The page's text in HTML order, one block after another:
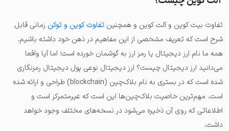
تفاوت بیت کوین و آلت کوین و همچنین تفاوت کوین و توکن زمانی قابل
شرح است که تعریف مشخصی از این مفاهیم در ذهن خود داشته باشیم.
همه ما نام ارز دیجیتال یا رمز ارز به گوشمان خورده است؛ اما آیا واقعا
می‌دانید ارز دیجیتال چیست؟ ارز دیجیتال نوعی پول دیجیتال رمزنگاری
شده است که در بستری به نام بلاک‌چین (blockchain) طراحی و ارائه شده
است. مهم‌ترین خاصیت بلاک‌چین‌ها این است که غیرمتمرکز است و
اطلاعاتی که روی آن ذخیره می‌شود در نسخه‌های مختلف وجود خواهد
داشت.